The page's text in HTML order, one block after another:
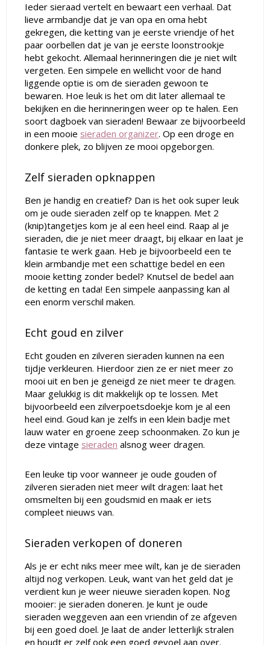
Ieder sieraad vertelt en bewaart een verhaal. Dat
lieve armbandje dat je van opa en oma hebt
gekregen, die ketting van je eerste vriendje of het
paar oorbellen dat je van je eerste loonstrookje
hebt gekocht. Allemaal herinneringen die je niet wilt
vergeten. Een simpele en wellicht voor de hand
liggende optie is om de sieraden gewoon te
bewaren. Hoe leuk is het om dit later allemaal te
bekijken en die herinneringen weer op te halen. Een
soort dagboek van sieraden! Bewaar ze bijvoorbeeld
in een mooie sieraden organizer. Op een droge en
donkere plek, zo blijven ze mooi opgeborgen.
Zelf sieraden opknappen
Ben je handig en creatief? Dan is het ook super leuk
om je oude sieraden zelf op te knappen. Met 2
(knip)tangetjes kom je al een heel eind. Raap al je
sieraden, die je niet meer draagt, bij elkaar en laat je
fantasie te werk gaan. Heb je bijvoorbeeld een te
klein armbandje met een schattige bedel en een
mooie ketting zonder bedel? Knutsel de bedel aan
de ketting en tada! Een simpele aanpassing kan al
een enorm verschil maken.
Echt goud en zilver
Echt gouden en zilveren sieraden kunnen na een
tijdje verkleuren. Hierdoor zien ze er niet meer zo
mooi uit en ben je geneigd ze niet meer te dragen.
Maar gelukkig is dit makkelijk op te lossen. Met
bijvoorbeeld een zilverpoetsdoekje kom je al een
heel eind. Goud kan je zelfs in een klein badje met
lauw water en groene zeep schoonmaken. Zo kun je
deze vintage sieraden alsnog weer dragen.
Een leuke tip voor wanneer je oude gouden of
zilveren sieraden niet meer wilt dragen: laat het
omsmelten bij een goudsmid en maak er iets
compleet nieuws van.
Sieraden verkopen of doneren
Als je er echt niks meer mee wilt, kan je de sieraden
altijd nog verkopen. Leuk, want van het geld dat je
verdient kun je weer nieuwe sieraden kopen. Nog
mooier: je sieraden doneren. Je kunt je oude
sieraden weggeven aan een vriendin of ze afgeven
bij een goed doel. Je laat de ander letterlijk stralen
en houdt er zelf ook een goed gevoel aan over.